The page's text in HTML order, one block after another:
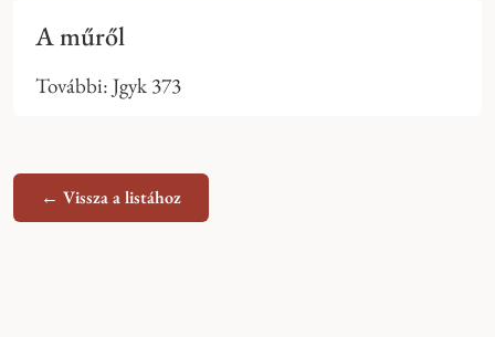
A műről
További: Jgyk 373
← Vissza a listához